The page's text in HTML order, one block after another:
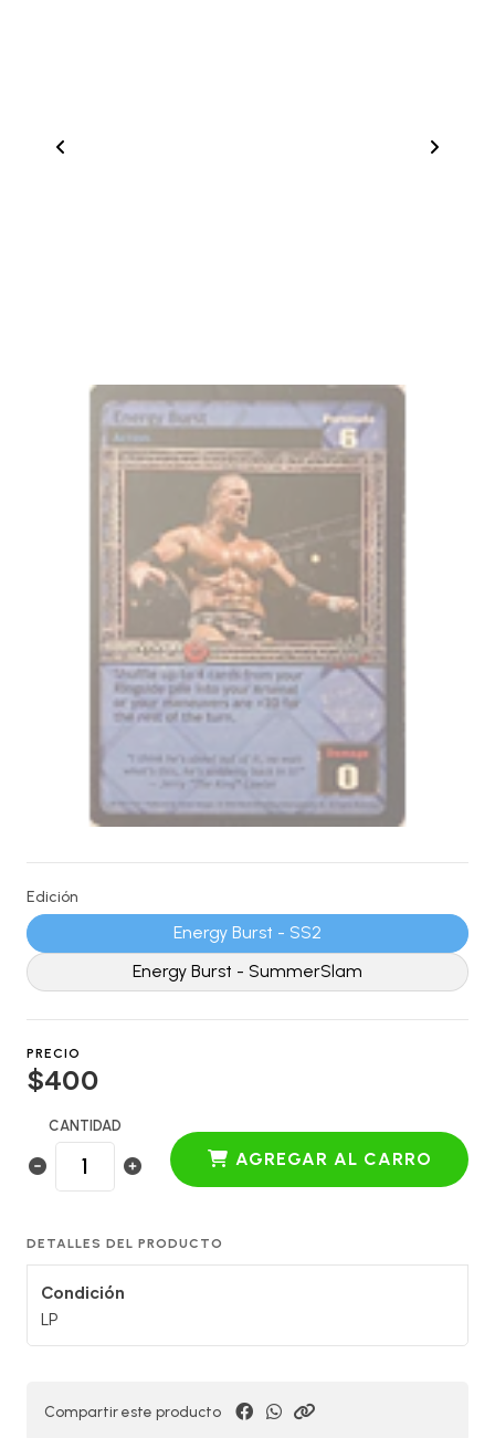
Edición
Energy Burst - SS2
Energy Burst - SummerSlam
PRECIO
$400
CANTIDAD
AGREGAR AL CARRO
DETALLES DEL PRODUCTO
Condición
LP
Compartir este producto